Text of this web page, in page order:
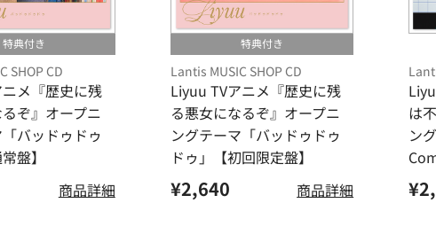
特典付き
SHOP CD
メ『歴史に残
ぞ』オープニ
バッドゥドゥ
盤】
商品詳細
特典付き
Lantis MUSIC SHOP CD
Liyuu TVアニメ『歴史に残
る悪女になるぞ』オープニ
ングテーマ「バッドゥドゥ
ドゥ」【初回限定盤】
¥2,640 商品詳細
は
ン